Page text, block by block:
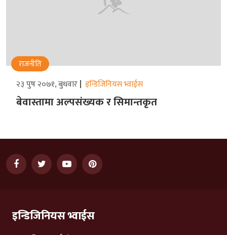
राजनीति
२३ पुष २०७१, बुधवार इन्डिजिनियस भ्वाईस
बेवास्तामा अल्पसंख्यक र सिमान्तकृत
इन्डिजिनियस भ्वाईस